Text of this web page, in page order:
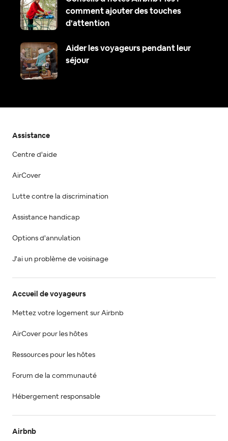
comment ajouter des touches
d'attention
Aider les voyageurs pendant leur
séjour
Assistance
Centre d'aide
AirCover
Lutte contre la discrimination
Assistance handicap
Options d'annulation
J'ai un problème de voisinage
Accueil de voyageurs
Mettez votre logement sur Airbnb
AirCover pour les hôtes
Ressources pour les hôtes
Forum de la communauté
Hébergement responsable
Airbnb